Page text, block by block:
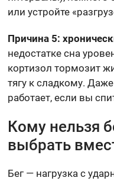
или устройте
Причина 5:
недостатке сна
кортизол тормозит
тягу к сладкому.
работает, если вы
Кому нельзя
выбрать
Бег — нагрузка с